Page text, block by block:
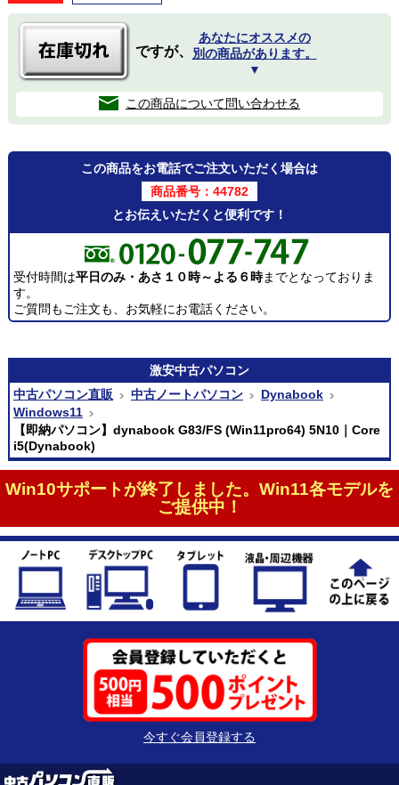
ですが、
あなたにオススメの
別の商品があります。
▼
この商品について問い合わせる
この商品をお電話でご注文いただく場合は
商品番号：44782
とお伝えいただくと便利です！
受付時間は平日のみ・あさ１０時～よる６時までとなっておりま
す。
ご質問もご注文も、お気軽にお電話ください。
激安中古パソコン
中古パソコン直販
中古ノートパソコン
Dynabook
Windows11
【即納パソコン】dynabook G83/FS (Win11pro64) 5N10｜Core
i5(Dynabook)
Win10サポートが終了しました。Win11各モデルを
ご提供中！
今すぐ会員登録する